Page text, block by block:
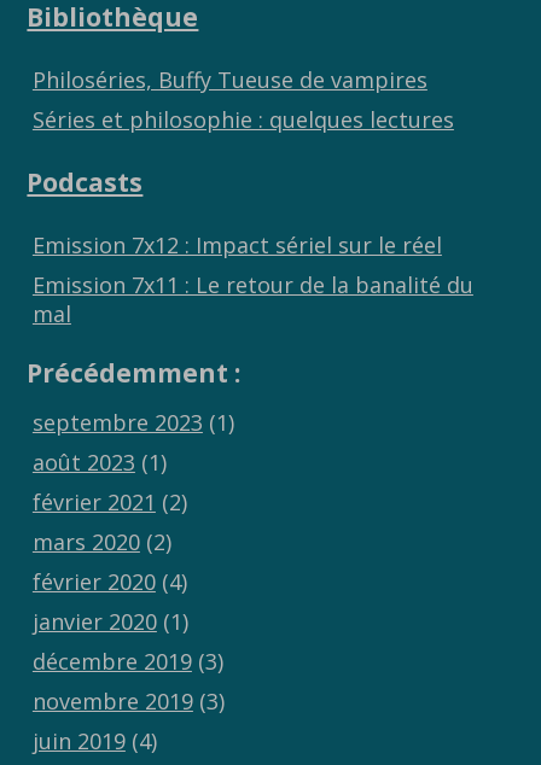
Bibliothèque
Philoséries, Buffy Tueuse de vampires
Séries et philosophie : quelques lectures
Podcasts
Emission 7x12 : Impact sériel sur le réel
Emission 7x11 : Le retour de la banalité du
mal
Précédemment :
septembre 2023 (1)
août 2023 (1)
février 2021 (2)
mars 2020(2)
février 2020(4)
janvier 2020(1)
décembre 2019(3)
novembre 2019(3)
juin 2019(4)